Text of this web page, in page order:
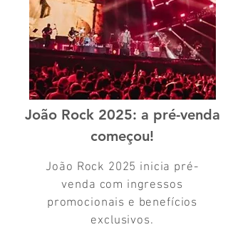
João Rock 2025: a pré-venda
começou!
João Rock 2025 inicia pré-
venda com ingressos
promocionais e benefícios
exclusivos.